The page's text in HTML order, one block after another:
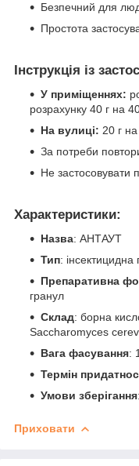
Безпечний для
Простота
Інструкція із
У приміщеннях:
розрахунку 40 г на
На вулиці: 20 г
За потреби
Не застосовувати
Характеристики:
Назва: АНТАУТ
Тип:
Препаративна
гранул
Склад: борна
Saccharomyces
Вага фасування:
Термін
Умови зберігання
Приховати